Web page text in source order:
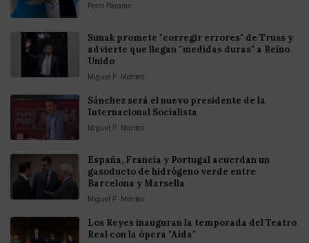
Perro Páramo
Sunak promete "corregir errores" de Truss y
advierte que llegan "medidas duras" a Reino
Unido
Miguel P. Montes
Sánchez será el nuevo presidente de la
Internacional Socialista
Miguel P. Montes
España, Francia y Portugal acuerdan un
gasoducto de hidrógeno verde entre
Barcelona y Marsella
Miguel P. Montes
Los Reyes inauguran la temporada del Teatro
Real con la ópera "Aída"